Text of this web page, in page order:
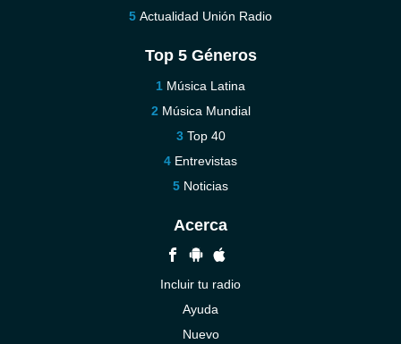
Actualidad Unión Radio
Top 5 Géneros
Música Latina
Música Mundial
Top 40
Entrevistas
Noticias
Acerca
Incluir tu radio
Ayuda
Nuevo